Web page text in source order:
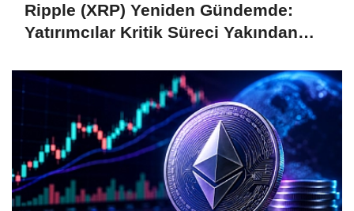
Ripple (XRP) Yeniden Gündemde:
Yatırımcılar Kritik Süreci Yakından